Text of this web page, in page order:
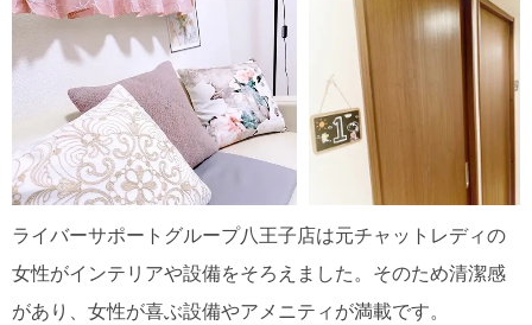
ライバーサポートグループ八王子店は元チャットレディの
女性がインテリアや設備をそろえました。そのため清潔感
があり、女性が喜ぶ設備やアメニティが満載です。